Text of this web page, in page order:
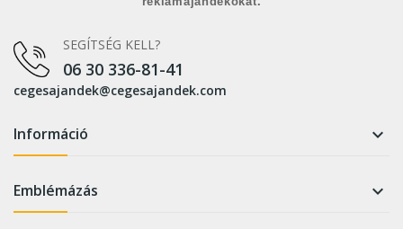
SEGÍTSÉG KELL?
06 30 336-81-41
cegesajandek@cegesajandek.com
Információ 
Emblémázás 